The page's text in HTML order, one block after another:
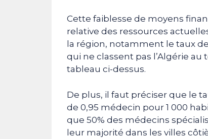
Cette faiblesse de moyens
relative des ressources
la région, notamment le taux
qui ne classent pas l’Algérie
tableau ci-dessus.
De plus, il faut préciser que le
de 0,95 médecin pour 1 000
que 50% des médecins
leur majorité dans les villes